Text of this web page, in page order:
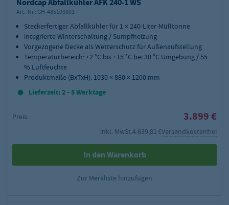
Nordcap Abfallkühler AFK 240-1 WS
Art.-Nr.: GH-485103803
Steckerfertiger Abfallkühler für 1 × 240-Liter-Mülltonne
integrierte Winterschaltung / Sumpfheizung
Vorgezogene Decke als Wetterschutz für Außenaufstellung
Temperaturbereich: +2 °C bis +15 °C bei 30 °C Umgebung / 55
% Luftfeuchte
Produktmaße (BxTxH): 1030 × 880 × 1200 mm
Lieferzeit: 2 - 5 Werktage
Preis: 3.899 €
inkl. MwSt.4.639,81 €Versandkostenfrei
In den Warenkorb
Zur Merkliste hinzufügen